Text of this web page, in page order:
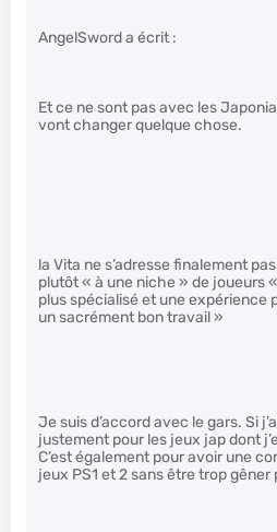
AngelSword a écrit :
Et ce ne sont pas avec les
vont changer quelque chose.
la Vita ne s’adresse finalement
plutôt « à une niche » de joueurs
plus spécialisé et une expérience
un sacrément bon travail »
Je suis d’accord avec le gars. Si
justement pour les jeux jap dont
C’est également pour avoir une
jeux PS1 et 2 sans être trop gêner